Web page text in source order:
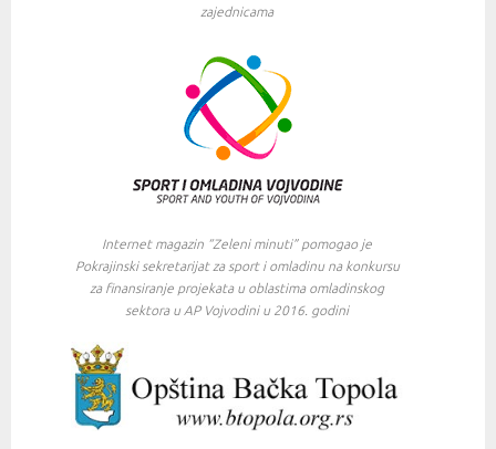
zajednicama
Internet magazin “Zeleni minuti” pomogao je
Pokrajinski sekretarijat za sport i omladinu na konkursu
za finansiranje projekata u oblastima omladinskog
sektora u AP Vojvodini u 2016. godini